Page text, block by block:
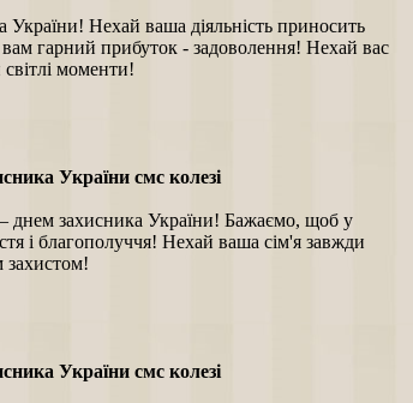
України! Нехай ваша діяльність приносить
гарний прибуток - задоволення! Нехай вас
моменти!
України смс колезі
днем захисника України! Бажаємо, щоб у
і благополуччя! Нехай ваша сім'я завжди
захистом!
України смс колезі